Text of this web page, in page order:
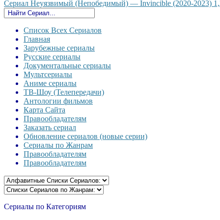
Сериал Неуязвимый (Непобедимый) — Invincible (2020-2023) 1,2
Список Всех Сериалов
Главная
Зарубежные сериалы
Русские сериалы
Документальные сериалы
Мультсериалы
Аниме сериалы
ТВ-Шоу (Телепередачи)
Антологии фильмов
Карта Сайта
Правообладателям
Заказать сериал
Обновление сериалов (новые серии)
Сериалы по Жанрам
Правообладателям
Правообладателям
Сериалы по Категориям